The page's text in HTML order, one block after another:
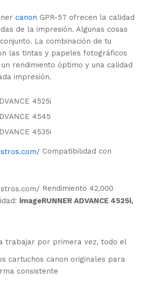
canon GPR-57 ofrecen la calidad
de la impresión. Algunas cosas
La combinación de tu
las tintas y papeles fotográficos
rendimiento óptimo y una calidad
impresión.
4525i
4545
4535i
Compatibilidad con
Rendimiento 42,000
imageRUNNER ADVANCE 4525i,
trabajar por primera vez, todo el
cartuchos canon originales para
consistente